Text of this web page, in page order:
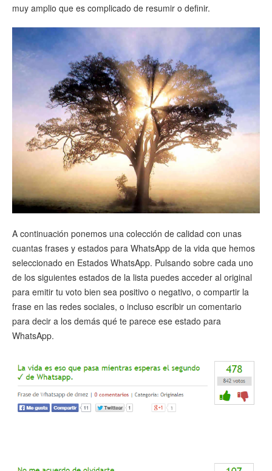
muy amplio que es complicado de resumir o definir.
A continuación ponemos una colección de calidad con unas
cuantas frases y estados para WhatsApp de la vida que hemos
seleccionado en Estados WhatsApp. Pulsando sobre cada uno
de los siguientes estados de la lista puedes acceder al original
para emitir tu voto bien sea positivo o negativo, o compartir la
frase en las redes sociales, o incluso escribir un comentario
para decir a los demás qué te parece ese estado para
WhatsApp.